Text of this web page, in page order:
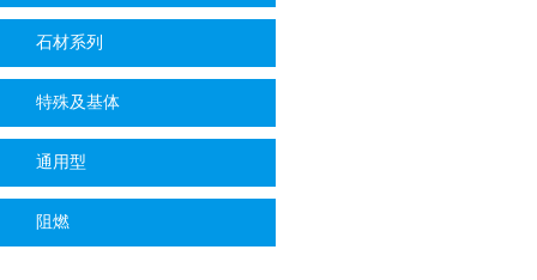
石材系列
特殊及基体
通用型
阻燃